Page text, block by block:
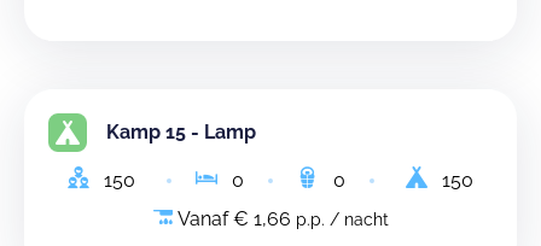
Kamp 15 - Lamp
150 0 0
150
Vanaf € 1,66 p.p. / nacht